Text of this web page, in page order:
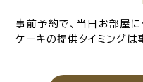
事前予約で、当日お部屋に
ケーキの提供タイミング